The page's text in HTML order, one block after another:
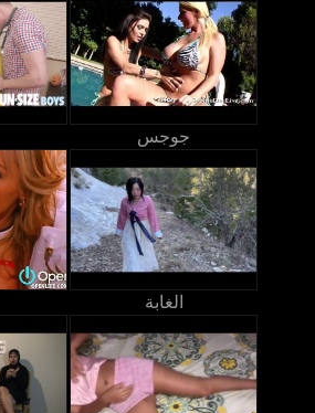
جوجس
الغابة